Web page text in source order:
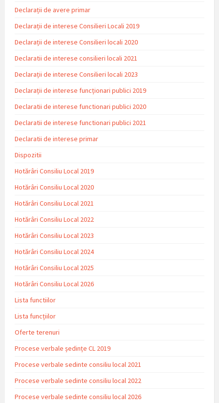
Declarații de avere primar
Declarații de interese Consilieri Locali 2019
Declarații de interese Consilieri locali 2020
Declaratii de interese consilieri locali 2021
Declarații de interese Consilieri locali 2023
Declarații de interese funcționari publici 2019
Declaratii de interese functionari publici 2020
Declaratii de interese functionari publici 2021
Declaratii de interese primar
Dispozitii
Hotărâri Consiliu Local 2019
Hotărâri Consiliu Local 2020
Hotărâri Consiliu Local 2021
Hotărâri Consiliu Local 2022
Hotărâri Consiliu Local 2023
Hotărâri Consiliu Local 2024
Hotărâri Consiliu Local 2025
Hotărâri Consiliu Local 2026
Lista functiilor
Lista funcțiilor
Oferte terenuri
Procese verbale ședințe CL 2019
Procese verbale sedinte consiliu local 2021
Procese verbale sedinte consiliu local 2022
Procese verbale sedinte consiliu local 2026